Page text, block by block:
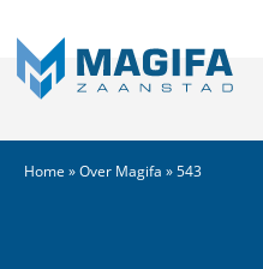
Home »Over Magifa »543